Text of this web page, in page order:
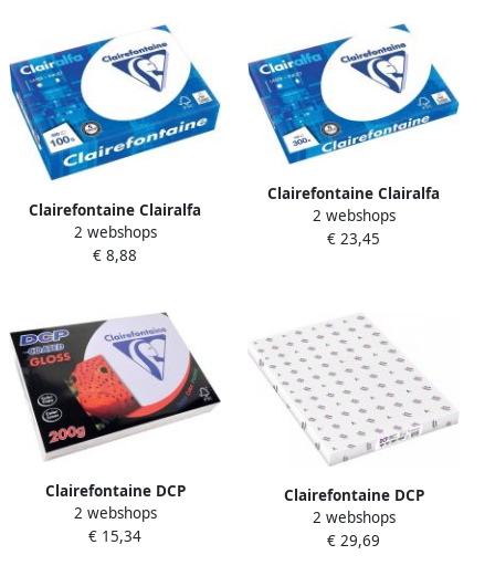
Clairefontaine Clairalfa
presentatiepapier A4 100 g
pak van 500 vel
2 webshops
€ 8,88
Clairefontaine Clairalfa
presentatiepapier A3 300 g
pak van 125 vel
2 webshops
€ 23,45
Clairefontaine DCP
presentatiepapier coated
gloss ft A4 200 g pak van
2 webshops
€ 15,34
Clairefontaine DCP
presentatiepapier SRA3 300
g pak van 125 vel
2 webshops
€ 29,69